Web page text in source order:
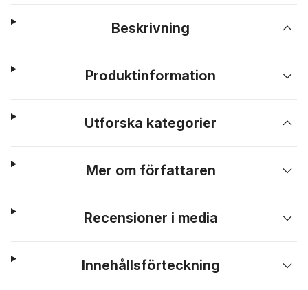
Beskrivning
Produktinformation
Utforska kategorier
Mer om författaren
Recensioner i media
Innehållsförteckning